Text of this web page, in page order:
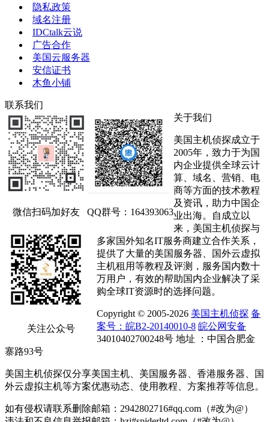
隐私政策
域名注册
IDCtalk云说
广告合作
美国云服务器
安信证书
木鱼小铺
联系我们
微信扫码加好友 QQ群号：164393063
关注公众号
关于我们
美国主机侦探成立于
2005年，致力于为国
内企业提供全球云计
算、域名、营销、电
商等方面的技术教程
及资讯，助力中国企
业出海。自成立以
来，美国主机侦探与
多家国外知名IT服务商建立合作关系，
提供了大量的美国服务器、国外云虚拟
主机租用等教程及评测，服务国内数十
万用户，有效的帮助国内企业解决了采
购全球IT资源时的选择问题。
Copyright © 2005-2026 美国主机侦探 备
案号：皖B2-20140010-8 皖公网安备
34010402700248号 地址 ：中国合肥金
寨路93号
美国主机侦探仅分享美国主机、美国服务器、香港服务器、国
外云虚拟主机等方案优惠动态、使用教程、方案推荐等信息。
如有侵权请联系删除邮箱：2942802716#qq.com（#改为@）